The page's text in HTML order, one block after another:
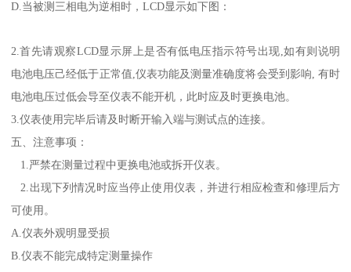
D.当被测三相电为逆相时，LCD显示如下图：
2.首先请观察LCD显示屏上是否有低电压指示符号出现,如有则说明
电池电压己经低于正常值,仪表功能及测量准确度将会受到影响, 有时
电池电压过低会导至仪表不能开机，此时应及时更换电池。
3.仪表使用完毕后请及时断开输入端与测试点的连接。
五、注意事项：
1.严禁在测量过程中更换电池或拆开仪表。
2. 出现下列情况时应当停止使用仪表，并进行相应检查和修理后方
可使用。
A.仪表外观明显受损
B.仪表不能完成特定测量操作